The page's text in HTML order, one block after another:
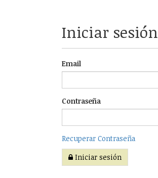
Iniciar sesión
Email
Contraseña
Recuperar Contraseña
Iniciar sesión